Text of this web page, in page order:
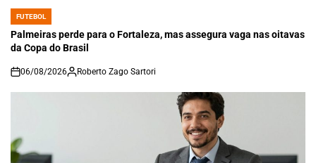
POSTED
IN
FUTEBOL
Palmeiras perde para o Fortaleza, mas assegura vaga nas oitavas
da Copa do Brasil
on
06/08/2026 Roberto Zago Sartori